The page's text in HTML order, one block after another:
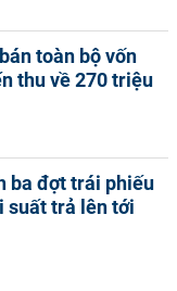
toàn bộ vốn
thu về 270 triệu
ba đợt trái phiếu
suất trả lên tới